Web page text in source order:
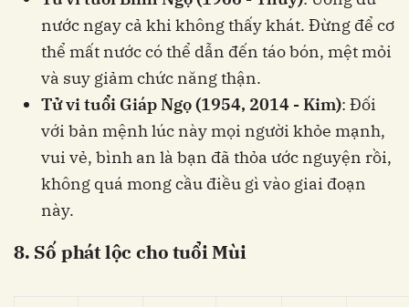
nước ngay cả khi không thấy khát. Đừng để cơ
thể mất nước có thể dẫn đến táo bón, mệt mỏi
và suy giảm chức năng thận.
Tử vi tuổi Giáp Ngọ (1954, 2014 - Kim): Đối
với bản mệnh lúc này mọi người khỏe mạnh,
vui vẻ, bình an là bạn đã thỏa ước nguyện rồi,
không quá mong cầu điều gì vào giai đoạn
này.
8. Số phát lộc cho tuổi Mùi